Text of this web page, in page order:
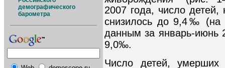
демографического
барометра
2007 года, число
снизилось до 9,4‰ (на
данным за январь-июнь
9,0‰.
Число детей,